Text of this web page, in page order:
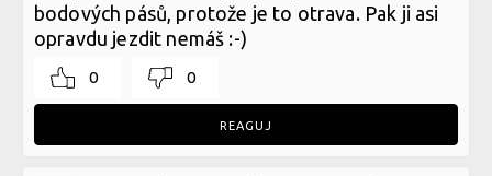
bodových pásů, protože je to otrava. Pak ji asi
opravdu jezdit nemáš :-)
0 0
REAGUJ